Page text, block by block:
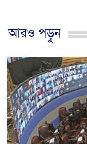
আরও পড়ুন